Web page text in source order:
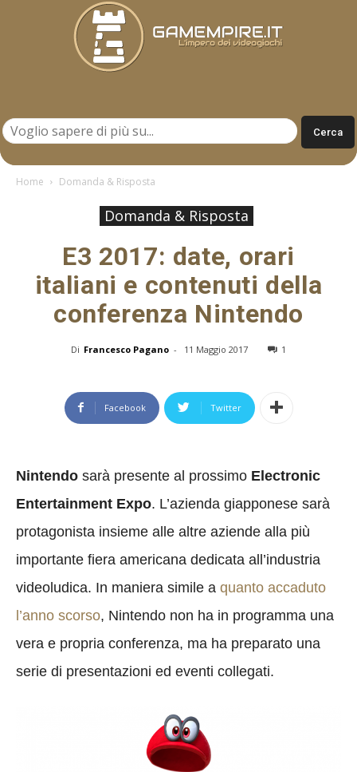
Home Domanda & Risposta
Domanda & Risposta
E3 2017: date, orari
italiani e contenuti della
conferenza Nintendo
Di Francesco Pagano - 11 Maggio 2017 1
Facebook Twitter
Nintendo sarà presente al prossimo Electronic
Entertainment Expo. L’azienda giapponese sarà
protagonista insieme alle altre aziende alla più
importante fiera americana dedicata all’industria
videoludica. In maniera simile a quanto accaduto
l’anno scorso, Nintendo non ha in programma una
vera e propria conferenza, ma ha preparato una
serie di presentazioni ed eventi collegati.